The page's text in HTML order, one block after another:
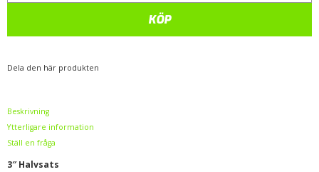
KÖP
Dela den här produkten
Beskrivning
Ytterligare information
Ställ en fråga
3″ Halvsats